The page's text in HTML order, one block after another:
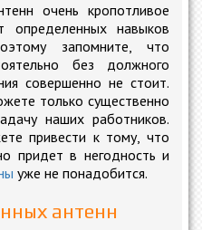
очень кропотливое
определенных навыков
запомните, что
без должного
совершенно не стоит.
только существенно
наших работников.
привести к тому, что
придет в негодность и
уже не понадобится.
антенн